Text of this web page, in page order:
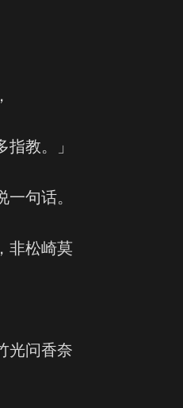
教。」
句话。
非松崎莫
光问香奈